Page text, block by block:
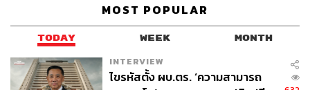
MOST POPULAR
TODAY WEEK MONTH
INTERVIEW
ไขรหัสตั้ง ผบ.ตร. ‘ความสามารถ